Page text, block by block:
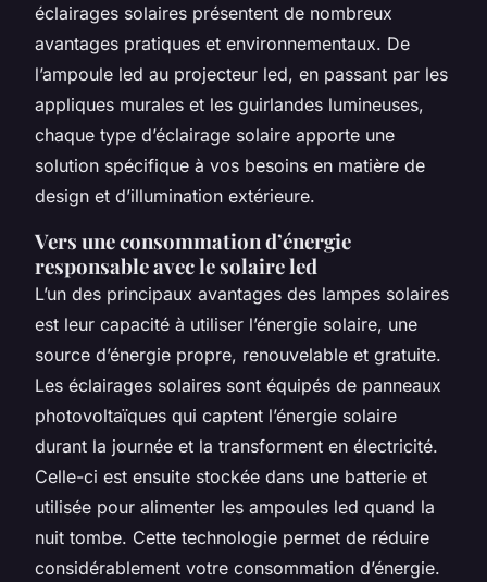
éclairages solaires présentent de nombreux
avantages pratiques et environnementaux. De
l’ampoule led au projecteur led, en passant par les
appliques murales et les guirlandes lumineuses,
chaque type d’éclairage solaire apporte une
solution spécifique à vos besoins en matière de
design et d’illumination extérieure.
Vers une consommation d’énergie
responsable avec le solaire led
L’un des principaux avantages des lampes solaires
est leur capacité à utiliser l’énergie solaire, une
source d’énergie propre, renouvelable et gratuite.
Les éclairages solaires sont équipés de panneaux
photovoltaïques qui captent l’énergie solaire
durant la journée et la transforment en électricité.
Celle-ci est ensuite stockée dans une batterie et
utilisée pour alimenter les ampoules led quand la
nuit tombe. Cette technologie permet de réduire
considérablement votre consommation d’énergie.